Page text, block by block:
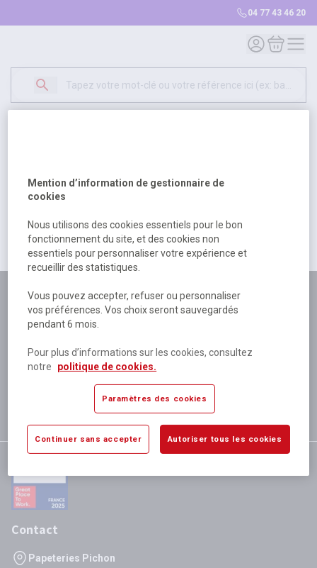
04 77 43 46 20
Mon compte
Mon
500
excuser pour la gêne occasionée.
Retour Retour à l'accueil
Plus de 180 personnes
à votre écoute
Plus de 80 000 références
disponibles
Expédition le jour même
si validation avant 12h
satisfaction totale
Contact
Papeteries Pichon
Mention d’information de gestionnaire de
cookies
Nous utilisons des cookies essentiels pour le bon
fonctionnement du site, et des cookies non
essentiels pour personnaliser votre expérience et
recueillir des statistiques.
Vous pouvez accepter, refuser ou personnaliser
vos préférences. Vos choix seront sauvegardés
pendant 6 mois.
Pour plus d’informations sur les cookies, consultez
notre
politique de cookies.
Paramètres des cookies
Continuer sans accepter Autoriser tous les cookies